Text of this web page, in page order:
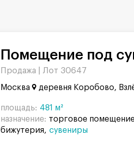
Помещение под
Продажа | Лот 30647
Москва деревня Коробово,
площадь: 481 м²
назначение: торговое
бижутерия
сувениры